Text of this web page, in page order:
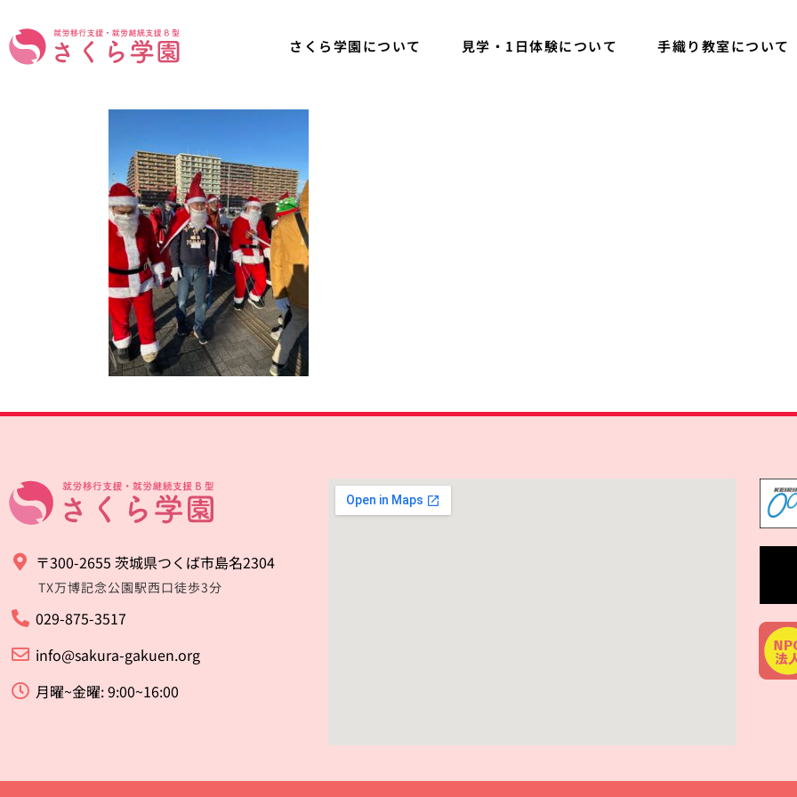
さくら学園について 見学・1日体験について 手織り教室について
〒300-2655 茨城県つくば市島名2304
TX万博記念公園駅西口徒歩3分
029-875-3517
info@sakura-gakuen.org
月曜~金曜: 9:00~16:00